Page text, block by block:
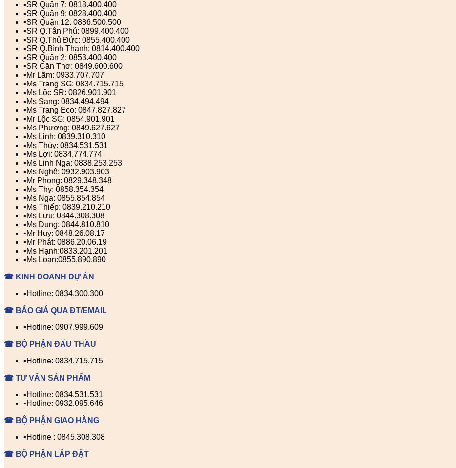
▪️SR Quận 7: 0818.400.400
▪️SR Quận 9: 0828.400.400
▪️SR Quận 12: 0886.500.500
▪️SR Q.Tân Phú: 0899.400.400
▪️SR Q.Thủ Đức: 0855.400.400
▪️SR Q.Bình Thạnh: 0814.400.400
▪️SR Quận 2: 0853.400.400
▪️SR Cần Thơ: 0849.600.600
▪️Mr Lãm: 0933.707.707
▪️Ms Trang SG: 0834.715.715
▪️Ms Lộc SR: 0826.901.901
▪️Ms Sang: 0834.494.494
▪️Ms Trang Eco: 0847.827.827
▪️Mr Lộc SG: 0854.901.901
▪️Ms Phượng: 0849.627.627
▪️Ms Linh: 0839.310.310
▪️Ms Thúy: 0834.531.531
▪️Ms Lợi: 0834.774.774
▪️Ms Linh Nga: 0838.253.253
▪️Ms Nghệ: 0932.903.903
▪️Mr Phong: 0829.348.348
▪️Ms Thy: 0858.354.354
▪️Ms Nga: 0855.854.854
▪️Ms Thiếp: 0839.210.210
▪️Ms Lưu: 0844.308.308
▪️Ms Dung: 0844.810.810
▪️Mr Huy: 0848.26.08.17
▪️Mr Phát: 0886.20.06.19
▪️Ms Hạnh:0833.201.201
▪️Ms Loan:0855.890.890
☎ KINH DOANH DỰ ÁN
▪️Hotline: 0834.300.300
☎ BÁO GIÁ QUA ĐT/EMAIL
▪️Hotline: 0907.999.609
☎ BỘ PHẬN ĐẤU THẦU
▪️Hotline: 0834.715.715
☎ TƯ VẤN SẢN PHẨM
▪️Hotline: 0834.531.531
▪️Hotline: 0932.095.646
☎ BỘ PHẬN GIAO HÀNG
▪️Hotline : 0845.308.308
☎ BỘ PHẬN LẮP ĐẶT